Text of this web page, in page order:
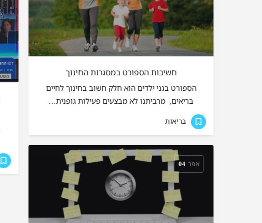
חשיבות הספורט במסגרות החינוך
הספורט בגני ילדים הוא חלק חשוב בחינוך לחיים
בריאים, מרביתנו לא מבצעים פעילות גופנית…
בריאות
אפר 04